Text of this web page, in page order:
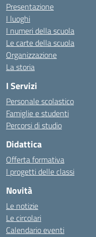
Presentazione
I luoghi
I numeri della scuola
Le carte della scuola
Organizzazione
La storia
I Servizi
Personale scolastico
Famiglie e studenti
Percorsi di studio
Didattica
Offerta formativa
I progetti delle classi
Novità
Le notizie
Le circolari
Calendario eventi